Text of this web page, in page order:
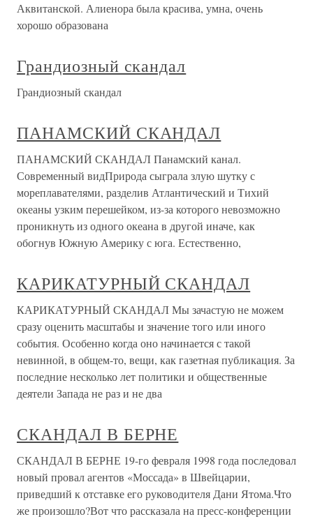
Аквитанской. Алиенора была красива, умна, очень
хорошо образована
Грандиозный скандал
Грандиозный скандал
ПАНАМСКИЙ СКАНДАЛ
ПАНАМСКИЙ СКАНДАЛ Панамский канал.
Современный видПрирода сыграла злую шутку с
мореплавателями, разделив Атлантический и Тихий
океаны узким перешейком, из-за которого невозможно
проникнуть из одного океана в другой иначе, как
обогнув Южную Америку с юга. Естественно,
КАРИКАТУРНЫЙ СКАНДАЛ
КАРИКАТУРНЫЙ СКАНДАЛ Мы зачастую не можем
сразу оценить масштабы и значение того или иного
события. Особенно когда оно начинается с такой
невинной, в общем-то, вещи, как газетная публикация. За
последние несколько лет политики и общественные
деятели Запада не раз и не два
СКАНДАЛ В БЕРНЕ
СКАНДАЛ В БЕРНЕ 19-го февраля 1998 года последовал
новый провал агентов «Моссада» в Швейцарии,
приведший к отставке его руководителя Дани Ятома.Что
же произошло?Вот что рассказала на пресс-конференции